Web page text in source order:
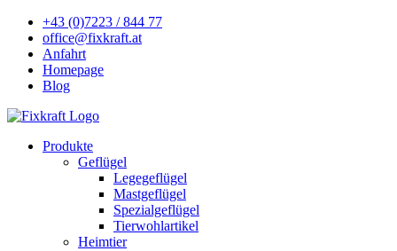
+43 (0)7223 / 844 77
office@fixkraft.at
Anfahrt
Homepage
Blog
Produkte
Geflügel
Legegeflügel
Mastgeflügel
Spezialgeflügel
Tierwohlartikel
Heimtier